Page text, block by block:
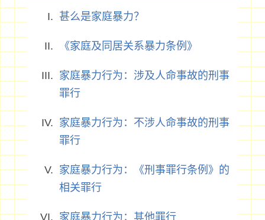
甚么是家庭暴力？
《家庭及同居关系暴力条例》
家庭暴力行为：涉及人命事故的刑事
罪行
家庭暴力行为：不涉人命事故的刑事
罪行
家庭暴力行为：《刑事罪行条例》的
相关罪行
家庭暴力行为：其他罪行